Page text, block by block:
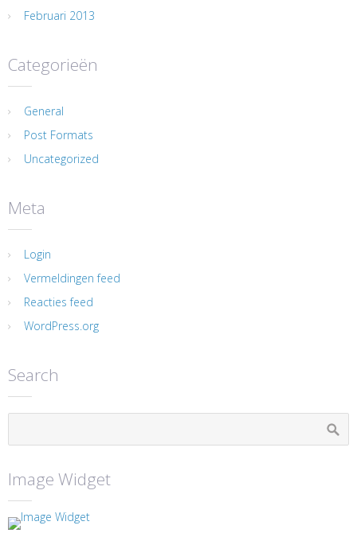
Februari 2013
Categorieën
General
Post Formats
Uncategorized
Meta
Login
Vermeldingen feed
Reacties feed
WordPress.org
Search
Image Widget